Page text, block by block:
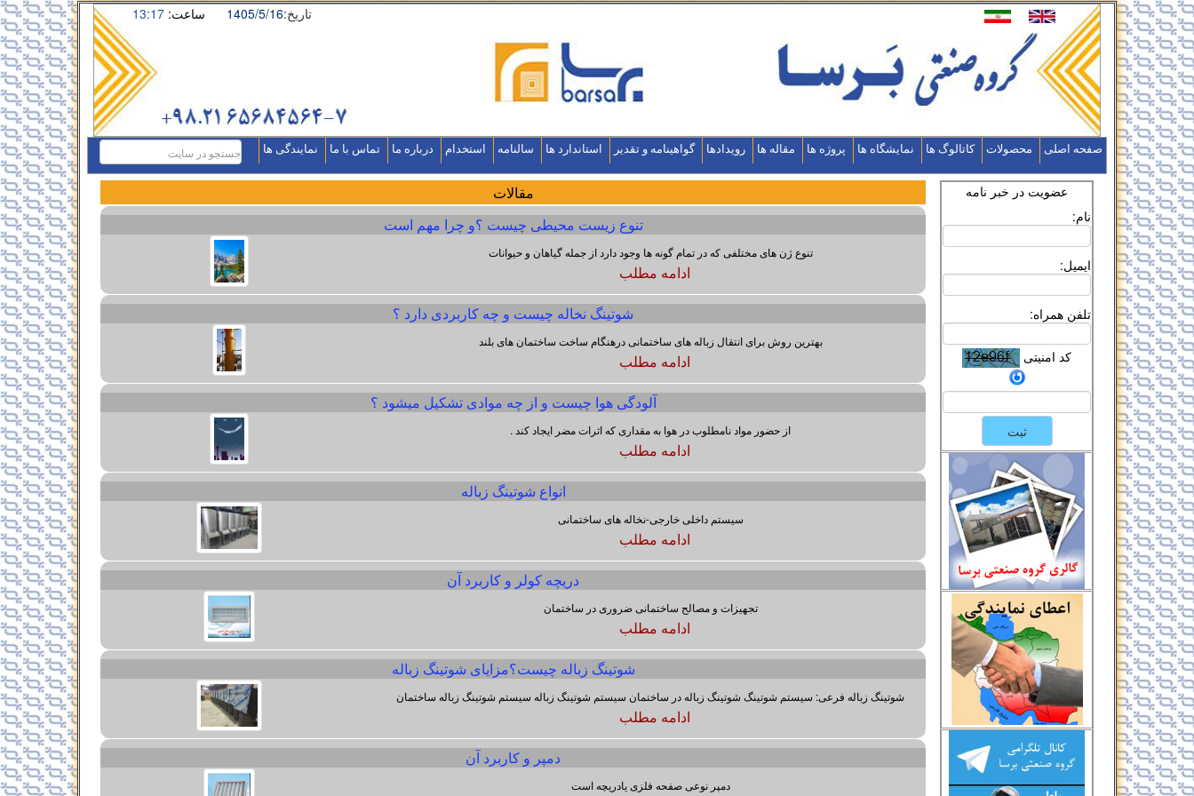
ساعت: 13:17 تاریخ:1405/5/16
صفحه اصلی محصولات کاتالوگ ها نمایشگاه ها پروژه ها مقاله ها رویدادها گواهینامه و تقدیر استاندارد ها سالنامه استخدام درباره ما تماس با ما نمایندگی ها
مقالات
تنوع زیست محیطی چیست ؟و چرا مهم است
تنوع ژن های مختلفی که در تمام گونه ها وجود دارد از جمله گیاهان و حیوانات
ادامه مطلب
شوتینگ نخاله چیست و چه کاربردی دارد ؟
بهترین روش برای انتقال زباله های ساختمانی درهنگام ساخت ساختمان های بلند
ادامه مطلب
آلودگی هوا چیست و از چه موادی تشکیل میشود ؟
از حضور مواد نامطلوب در هوا به مقداری که اثرات مضر ایجاد کند .
ادامه مطلب
انواع شوتینگ زباله
سیستم داخلی خارجی-نخاله های ساختمانی
ادامه مطلب
دریچه کولر و کاربرد آن
تجهیزات و مصالح ساختمانی ضروری در ساختمان
ادامه مطلب
شوتینگ زباله چیست؟مزایای شوتینگ زباله
شوتینگ زباله فرعی: سیستم شوتینگ شوتینگ زباله در ساختمان سیستم شوتینگ زباله سیستم شوتینگ زباله ساختمان
ادامه مطلب
دمپر و کاربرد آن
دمپر نوعی صفحه فلزی یادریچه است
عضویت در خبر نامه
نام:
ایمیل:
تلفن همراه:
کد امنیتی